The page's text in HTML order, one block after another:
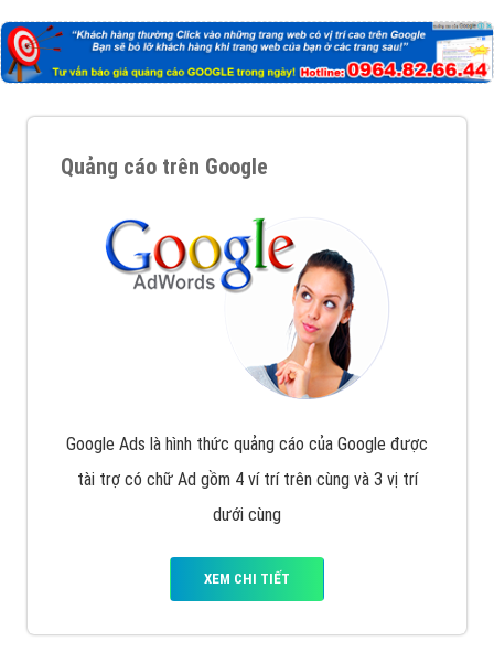
Quảng cáo trên Google
Google Ads là hình thức quảng cáo của Google được
tài trợ có chữ Ad gồm 4 ví trí trên cùng và 3 vị trí
dưới cùng
XEM CHI TIẾT